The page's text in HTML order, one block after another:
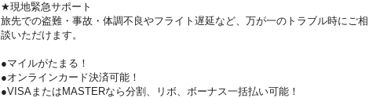
★現地緊急サポート
旅先での盗難・事故・体調不良やフライト遅延など、万が一のトラブル時にご相
談いただけます。
●マイルがたまる！
●オンラインカード決済可能！
●VISAまたはMASTERなら分割、リボ、ボーナス一括払い可能！